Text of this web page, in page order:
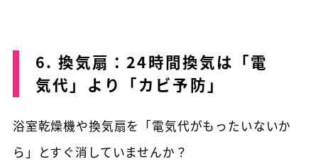
6. 換気扇：24時間換気は「電
気代」より「カビ予防」
浴室乾燥機や換気扇を「電気代がもったいないか
ら」とすぐ消していませんか？